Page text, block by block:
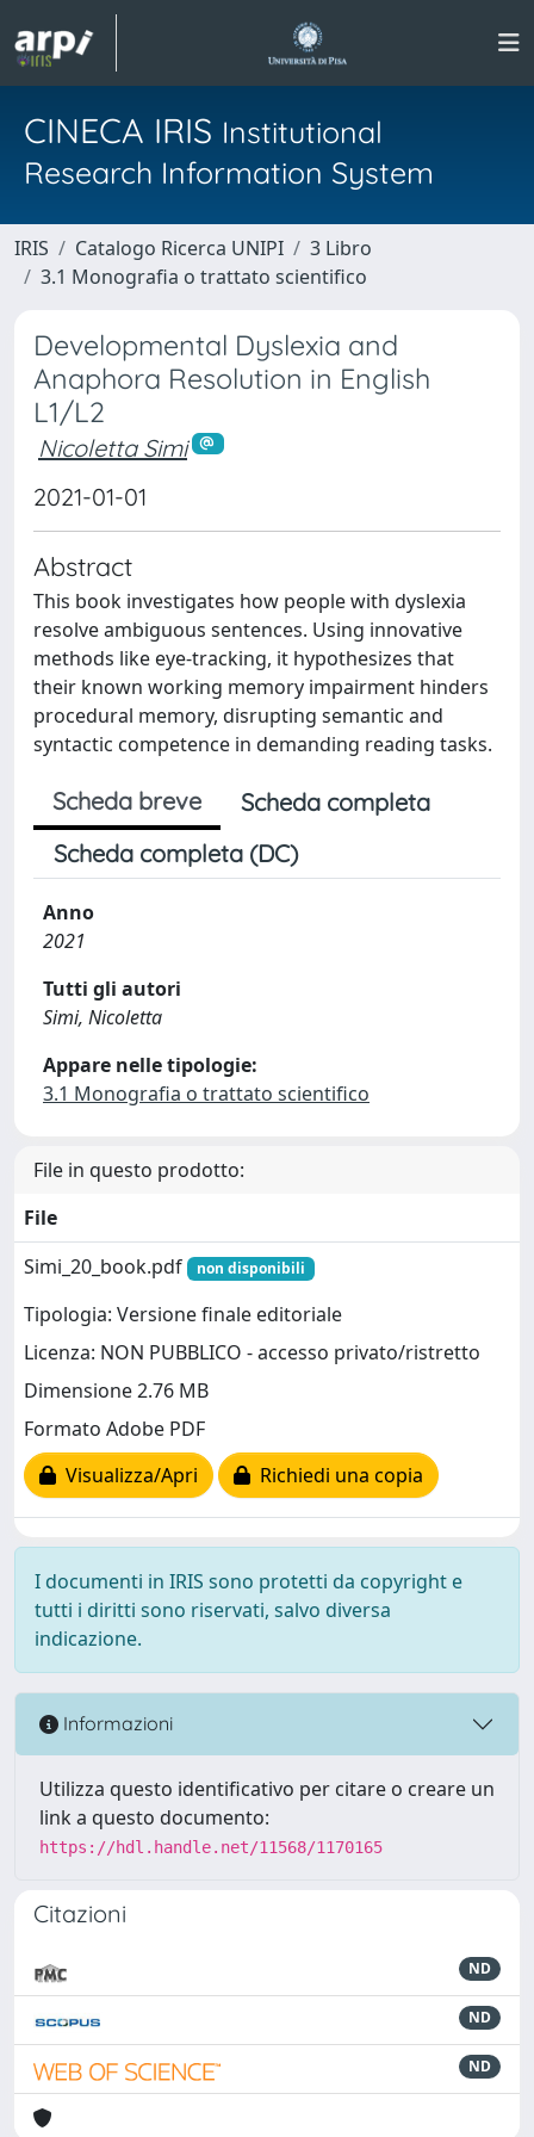
CINECA IRIS Institutional
Research Information System
IRIS Catalogo Ricerca UNIPI
3 Libro
3.1 Monografia o trattato scientifico
Developmental Dyslexia and
Anaphora Resolution in English
L1/L2
Nicoletta Simi
2021-01-01
Abstract
This book investigates how people with dyslexia
resolve ambiguous sentences. Using innovative
methods like eye-tracking, it hypothesizes that
their known working memory impairment hinders
procedural memory, disrupting semantic and
syntactic competence in demanding reading tasks.
Scheda breve
Scheda completa
Scheda completa (DC)
Anno
2021
Tutti gli autori
Simi, Nicoletta
Appare nelle tipologie:
3.1 Monografia o trattato scientifico
File in questo prodotto:
File
Simi_20_book.pdf
non disponibili
Tipologia: Versione finale editoriale
Licenza: NON PUBBLICO - accesso privato/ristretto
Dimensione 2.76 MB
Formato Adobe PDF
Visualizza/Apri
Richiedi una copia
I documenti in IRIS sono protetti da copyright e
tutti i diritti sono riservati, salvo diversa
indicazione.
Informazioni
Utilizza questo identificativo per citare o creare un
link a questo documento:
https://hdl.handle.net/11568/1170165
Citazioni
ND
ND
ND